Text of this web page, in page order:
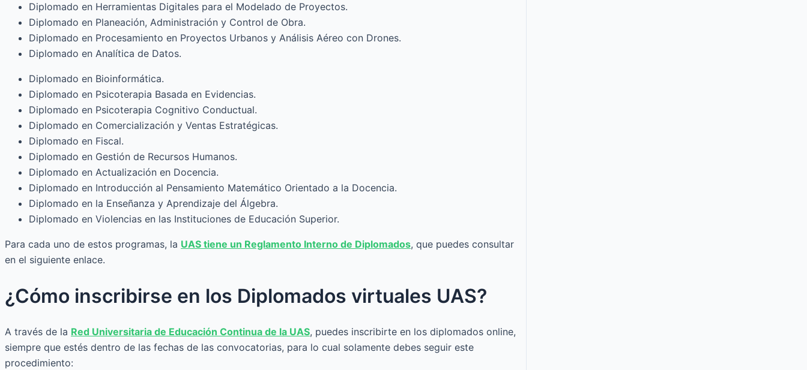
Diplomado en Herramientas Digitales para el Modelado de Proyectos.
Diplomado en Planeación, Administración y Control de Obra.
Diplomado en Procesamiento en Proyectos Urbanos y Análisis Aéreo con Drones.
Diplomado en Analítica de Datos.
Diplomado en Bioinformática.
Diplomado en Psicoterapia Basada en Evidencias.
Diplomado en Psicoterapia Cognitivo Conductual.
Diplomado en Comercialización y Ventas Estratégicas.
Diplomado en Fiscal.
Diplomado en Gestión de Recursos Humanos.
Diplomado en Actualización en Docencia.
Diplomado en Introducción al Pensamiento Matemático Orientado a la Docencia.
Diplomado en la Enseñanza y Aprendizaje del Álgebra.
Diplomado en Violencias en las Instituciones de Educación Superior.
Para cada uno de estos programas, la UAS tiene un Reglamento Interno de Diplomados, que puedes consultar
en el siguiente enlace.
¿Cómo inscribirse en los Diplomados virtuales UAS?
A través de la Red Universitaria de Educación Continua de la UAS, puedes inscribirte en los diplomados online,
siempre que estés dentro de las fechas de las convocatorias, para lo cual solamente debes seguir este
procedimiento: